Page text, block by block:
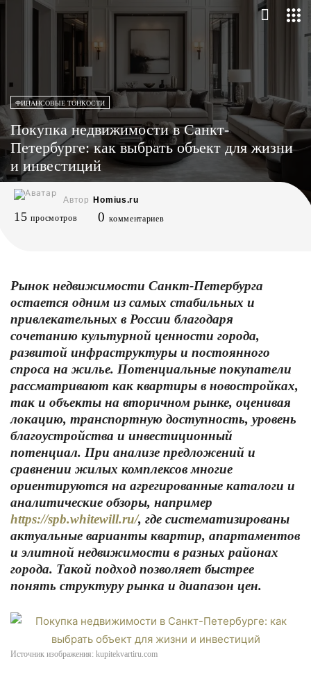
ФИНАНСОВЫЕ ТОНКОСТИ
Покупка недвижимости в Санкт-
Петербурге: как выбрать объект для жизни
и инвестиций
Автор Homius.ru
15 просмотров 0 комментариев
Рынок недвижимости Санкт-Петербурга
остается одним из самых стабильных и
привлекательных в России благодаря
сочетанию культурной ценности города,
развитой инфраструктуры и постоянного
спроса на жилье. Потенциальные покупатели
рассматривают как квартиры в новостройках,
так и объекты на вторичном рынке, оценивая
локацию, транспортную доступность, уровень
благоустройства и инвестиционный
потенциал. При анализе предложений и
сравнении жилых комплексов многие
ориентируются на агрегированные каталоги и
аналитические обзоры, например
https://spb.whitewill.ru/, где систематизированы
актуальные варианты квартир, апартаментов
и элитной недвижимости в разных районах
города. Такой подход позволяет быстрее
понять структуру рынка и диапазон цен.
Источник изображения: kupitekvartiru.com